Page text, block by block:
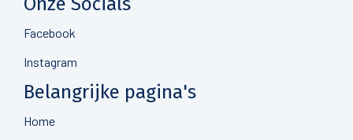
Facebook
Instagram
Belangrijke pagina's
Home